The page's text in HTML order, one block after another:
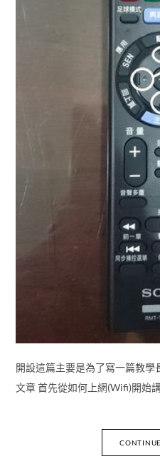
開設這篇主要是為了寫一篇教
文章 首先從如何上網(Wifi)開始